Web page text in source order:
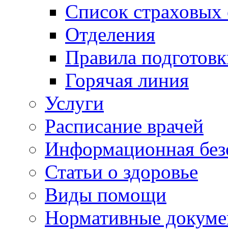
Список страховых
Отделения
Правила
Горячая линия
Услуги
Расписание врачей
Информационная
Статьи о здоровье
Виды помощи
Нормативные